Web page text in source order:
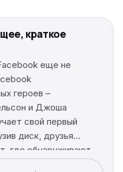
краткое
еще не
героев –
и Джоша
свой первый
диск, друзья
где обнаруживают
и Джоша